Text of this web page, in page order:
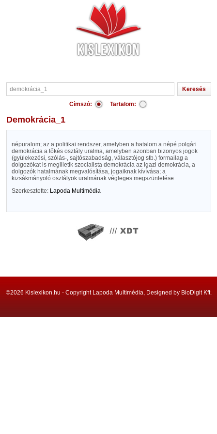
Címszó: Tartalom:
demokrácia_1
népuralom; az a politikai rendszer, amelyben a hatalom a népé polgári
demokrácia a tőkés osztály uralma, amelyben azonban bizonyos jogok
(gyülekezési, szólás-, sajtószabadság, választójog stb.) formailag a
dolgozókat is megilletik szocialista demokrácia az igazi demokrácia, a
dolgozók hatalmának megvalósítása, jogaiknak kívívása; a
kizsákmányoló osztályok uralmának végleges megszüntetése
Szerkesztette: Lapoda Multimédia
©2026 Kislexikon.hu - Copyright Lapoda Multimédia, Designed by BioDigit Kft.